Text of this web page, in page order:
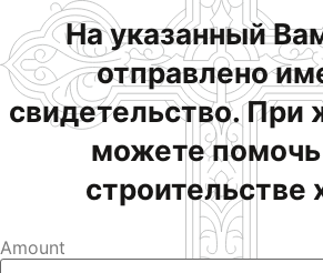
На указанный
отправлено
свидетельство. При
можете
строительстве
Amount